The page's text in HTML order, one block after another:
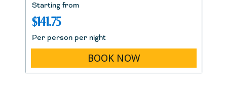
Starting from
$141.75
Per person per night
BOOK NOW